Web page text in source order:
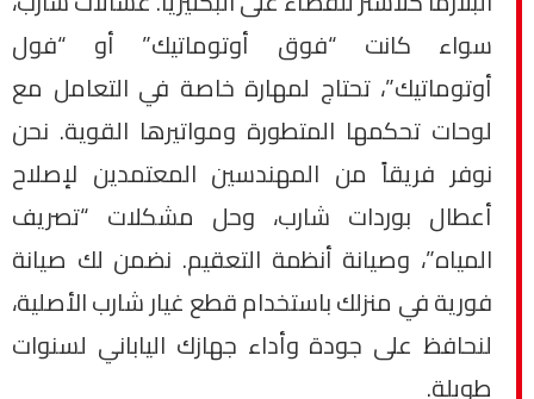
سواء كانت “فوق أوتوماتيك” أو “فول
أوتوماتيك”، تحتاج لمهارة خاصة في التعامل مع
لوحات تحكمها المتطورة ومواتيرها القوية. نحن
نوفر فريقاً من المهندسين المعتمدين لإصلاح
أعطال بوردات شارب، وحل مشكلات “تصريف
المياه”، وصيانة أنظمة التعقيم. نضمن لك صيانة
فورية في منزلك باستخدام قطع غيار شارب الأصلية،
لنحافظ على جودة وأداء جهازك الياباني لسنوات
طويلة.